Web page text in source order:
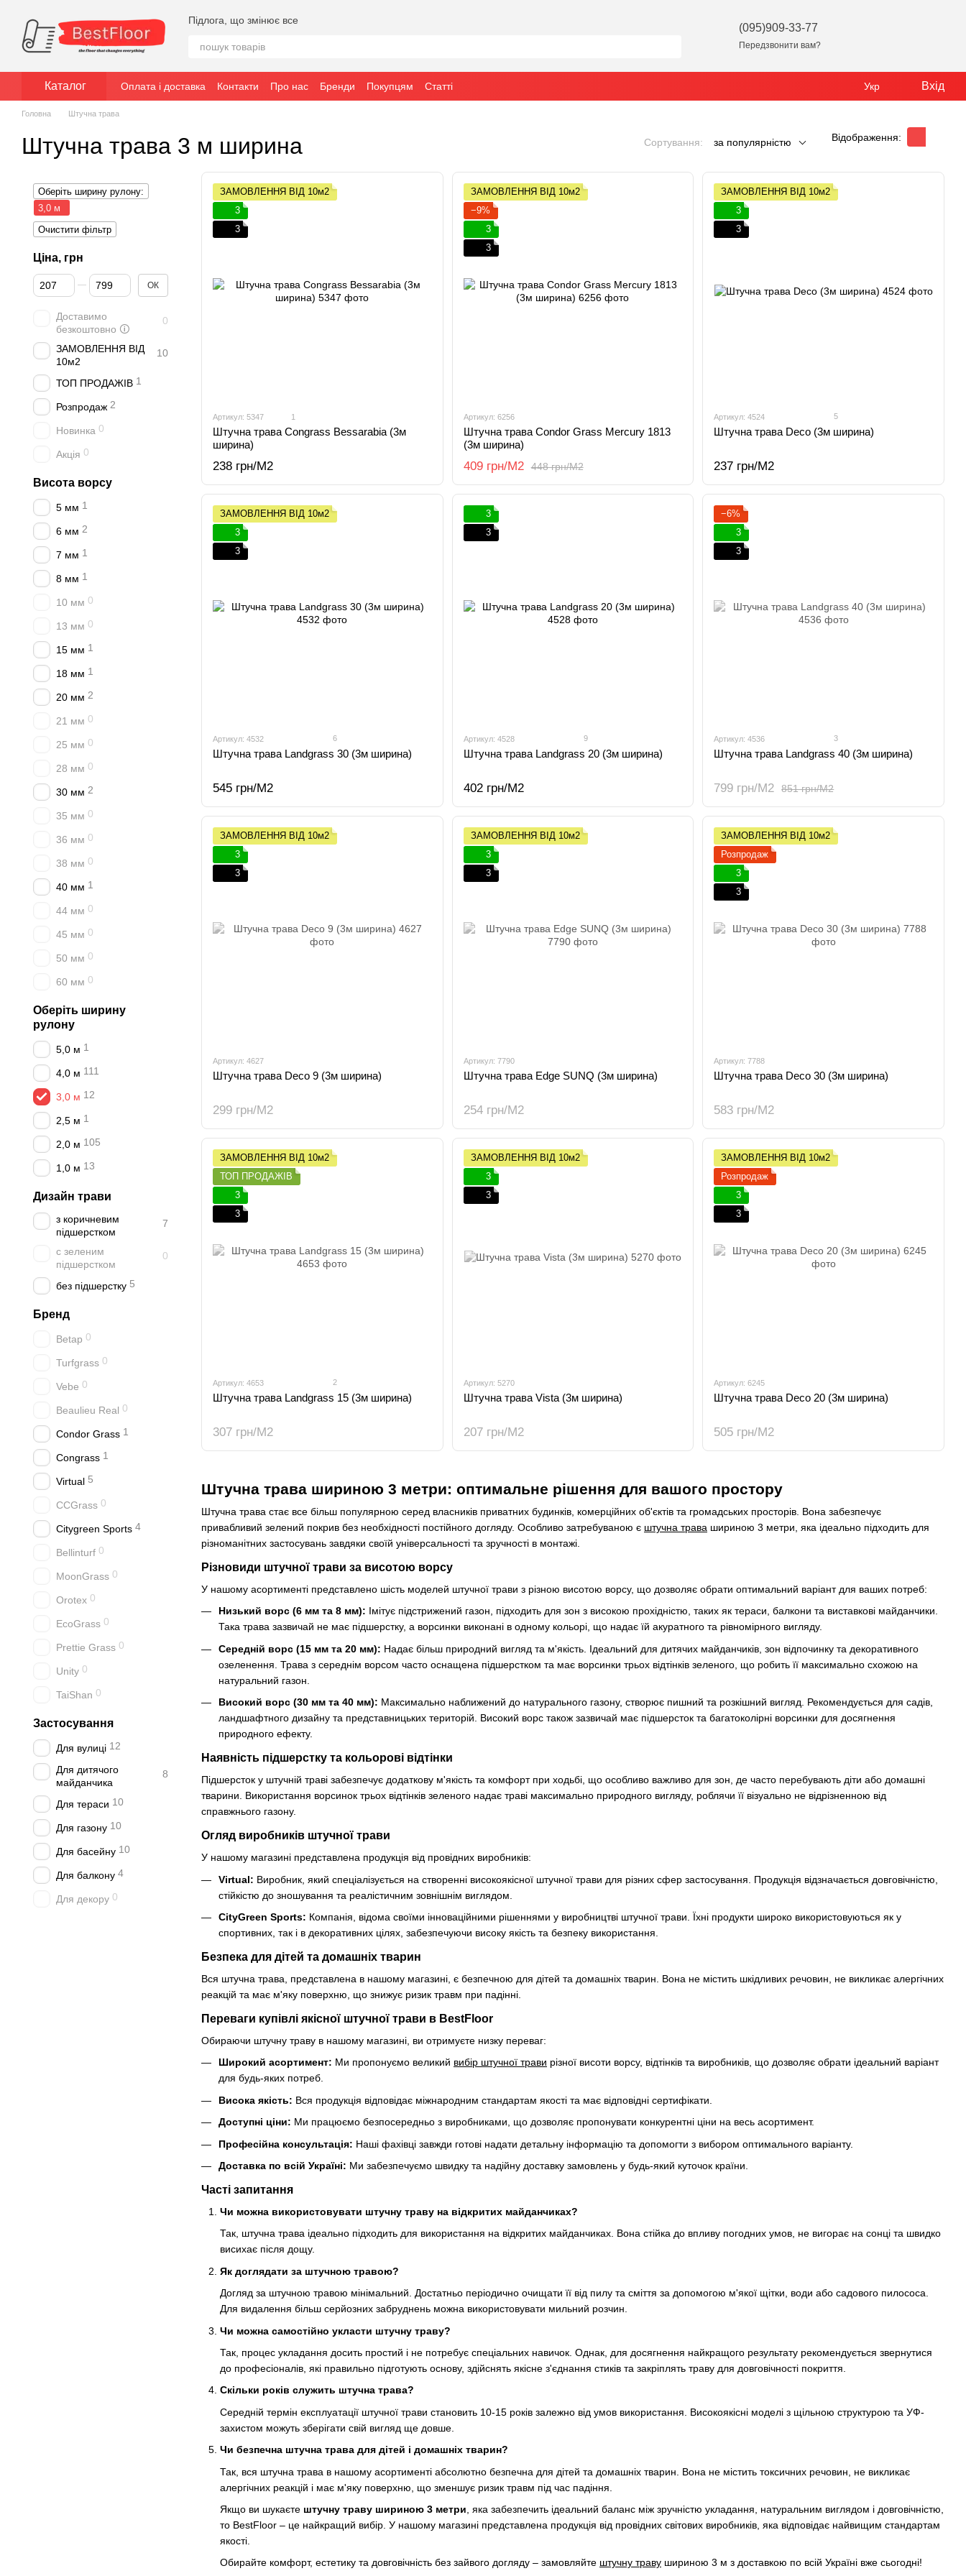
Підлога, що змінює все
(095)909-33-77
Передзвонити вам?
Каталог Оплата і доставка Контакти Про нас Бренди Покупцям Статті Укр Вхід
Головна Штучна трава
Штучна трава 3 м ширина Сортування: за популярністю Відображення:
Штучна трава шириною 3 метри: оптимальне рішення для вашого простору
Штучна трава стає все більш популярною серед власників приватних будинків, комерційних об'єктів та громадських просторів. Вона забезпечує
привабливий зелений покрив без необхідності постійного догляду. Особливо затребуваною є штучна трава шириною 3 метри, яка ідеально підходить для
різноманітних застосувань завдяки своїй універсальності та зручності в монтажі.
Різновиди штучної трави за висотою ворсу
У нашому асортименті представлено шість моделей штучної трави з різною висотою ворсу, що дозволяє обрати оптимальний варіант для ваших потреб:
Низький ворс (6 мм та 8 мм): Імітує підстрижений газон, підходить для зон з високою прохідністю, таких як тераси, балкони та виставкові майданчики.
Така трава зазвичай не має підшерстку, а ворсинки виконані в одному кольорі, що надає їй акуратного та рівномірного вигляду.
Середній ворс (15 мм та 20 мм): Надає більш природний вигляд та м'якість. Ідеальний для дитячих майданчиків, зон відпочинку та декоративного
озеленення. Трава з середнім ворсом часто оснащена підшерстком та має ворсинки трьох відтінків зеленого, що робить її максимально схожою на
натуральний газон.
Високий ворс (30 мм та 40 мм): Максимально наближений до натурального газону, створює пишний та розкішний вигляд. Рекомендується для садів,
ландшафтного дизайну та представницьких територій. Високий ворс також зазвичай має підшерсток та багатоколірні ворсинки для досягнення
природного ефекту.
Наявність підшерстку та кольорові відтінки
Підшерсток у штучній траві забезпечує додаткову м'якість та комфорт при ходьбі, що особливо важливо для зон, де часто перебувають діти або домашні
тварини. Використання ворсинок трьох відтінків зеленого надає траві максимально природного вигляду, роблячи її візуально не відрізненною від
справжнього газону.
Огляд виробників штучної трави
У нашому магазині представлена продукція від провідних виробників:
Virtual: Виробник, який спеціалізується на створенні високоякісної штучної трави для різних сфер застосування. Продукція відзначається довговічністю,
стійкістю до зношування та реалістичним зовнішнім виглядом.
CityGreen Sports: Компанія, відома своїми інноваційними рішеннями у виробництві штучної трави. Їхні продукти широко використовуються як у
спортивних, так і в декоративних цілях, забезпечуючи високу якість та безпеку використання.
Безпека для дітей та домашніх тварин
Вся штучна трава, представлена в нашому магазині, є безпечною для дітей та домашніх тварин. Вона не містить шкідливих речовин, не викликає алергічних
реакцій та має м'яку поверхню, що знижує ризик травм при падінні.
Переваги купівлі якісної штучної трави в BestFloor
Обираючи штучну траву в нашому магазині, ви отримуєте низку переваг:
Широкий асортимент: Ми пропонуємо великий вибір штучної трави різної висоти ворсу, відтінків та виробників, що дозволяє обрати ідеальний варіант
для будь-яких потреб.
Висока якість: Вся продукція відповідає міжнародним стандартам якості та має відповідні сертифікати.
Доступні ціни: Ми працюємо безпосередньо з виробниками, що дозволяє пропонувати конкурентні ціни на весь асортимент.
Професійна консультація: Наші фахівці завжди готові надати детальну інформацію та допомогти з вибором оптимального варіанту.
Доставка по всій Україні: Ми забезпечуємо швидку та надійну доставку замовлень у будь-який куточок країни.
Часті запитання
Чи можна використовувати штучну траву на відкритих майданчиках?
Так, штучна трава ідеально підходить для використання на відкритих майданчиках. Вона стійка до впливу погодних умов, не вигорає на сонці та швидко
висихає після дощу.
Як доглядати за штучною травою?
Догляд за штучною травою мінімальний. Достатньо періодично очищати її від пилу та сміття за допомогою м'якої щітки, води або садового пилососа.
Для видалення більш серйозних забруднень можна використовувати мильний розчин.
Чи можна самостійно укласти штучну траву?
Так, процес укладання досить простий і не потребує спеціальних навичок. Однак, для досягнення найкращого результату рекомендується звернутися
до професіоналів, які правильно підготують основу, здійснять якісне з'єднання стиків та закріплять траву для довговічності покриття.
Скільки років служить штучна трава?
Середній термін експлуатації штучної трави становить 10-15 років залежно від умов використання. Високоякісні моделі з щільною структурою та УФ-
захистом можуть зберігати свій вигляд ще довше.
Чи безпечна штучна трава для дітей і домашніх тварин?
Так, вся штучна трава в нашому асортименті абсолютно безпечна для дітей та домашніх тварин. Вона не містить токсичних речовин, не викликає
алергічних реакцій і має м'яку поверхню, що зменшує ризик травм під час падіння.
Якщо ви шукаєте штучну траву шириною 3 метри , яка забезпечить ідеальний баланс між зручністю укладання, натуральним виглядом і довговічністю,
то BestFloor – це найкращий вибір. У нашому магазині представлена продукція від провідних світових виробників, яка відповідає найвищим стандартам
якості.
Обирайте комфорт, естетику та довговічність без зайвого догляду – замовляйте штучну траву шириною 3 м з доставкою по всій Україні вже сьогодні!
ЗАМОВЛЕННЯ ВІД 10м2
3
3
Артикул: 5347 1
Штучна трава Congrass Bessarabia (3м
ширина)
238 грн/М2
ЗАМОВЛЕННЯ ВІД 10м2
−9%
3
3
Артикул: 6256
Штучна трава Condor Grass Mercury 1813
(3м ширина)
448 грн/М2
409 грн/М2
ЗАМОВЛЕННЯ ВІД 10м2
3
3
Артикул: 4524 5
Штучна трава Deco (3м ширина)
237 грн/М2
ЗАМОВЛЕННЯ ВІД 10м2
3
3
Артикул: 4532 6
Штучна трава Landgrass 30 (3м ширина)
545 грн/М2
3
3
Артикул: 4528 9
Штучна трава Landgrass 20 (3м ширина)
402 грн/М2
−6%
3
3
Артикул: 4536 3
Штучна трава Landgrass 40 (3м ширина)
851 грн/М2
799 грн/М2
ЗАМОВЛЕННЯ ВІД 10м2
3
3
Артикул: 4627
Штучна трава Deco 9 (3м ширина)
299 грн/М2
ЗАМОВЛЕННЯ ВІД 10м2
3
3
Артикул: 7790
Штучна трава Edge SUNQ (3м ширина)
254 грн/М2
ЗАМОВЛЕННЯ ВІД 10м2
Розпродаж
3
3
Артикул: 7788
Штучна трава Deco 30 (3м ширина)
583 грн/М2
ЗАМОВЛЕННЯ ВІД 10м2
ТОП ПРОДАЖІВ
3
3
Артикул: 4653 2
Штучна трава Landgrass 15 (3м ширина)
307 грн/М2
ЗАМОВЛЕННЯ ВІД 10м2
3
3
Артикул: 5270
Штучна трава Vista (3м ширина)
207 грн/М2
ЗАМОВЛЕННЯ ВІД 10м2
Розпродаж
3
3
Артикул: 6245
Штучна трава Deco 20 (3м ширина)
505 грн/М2
Оберіть ширину рулону:
3,0 м
Очистити фільтр
Ціна, грн
Від Ціна, грн
До Ціна, грн ОК
Доставимо
безкоштовно 🛈
0
ЗАМОВЛЕННЯ ВІД
10м2
10
ТОП ПРОДАЖІВ 1
Розпродаж 2
Новинка 0
Акція 0
Висота ворсу
5 мм 1
6 мм 2
7 мм 1
8 мм 1
10 мм 0
13 мм 0
15 мм 1
18 мм 1
20 мм 2
21 мм 0
25 мм 0
28 мм 0
30 мм 2
35 мм 0
36 мм 0
38 мм 0
40 мм 1
44 мм 0
45 мм 0
50 мм 0
60 мм 0
Оберіть ширину
рулону
5,0 м 1
4,0 м 111
3,0 м 12
2,5 м 1
2,0 м 105
1,0 м 13
Дизайн трави
з коричневим
підшерстком
7
с зеленим
підшерстком
0
без підшерстку 5
Бренд
Betap 0
Turfgrass 0
Vebe 0
Beaulieu Real 0
Condor Grass 1
Congrass 1
Virtual 5
CCGrass 0
Citygreen Sports 4
Bellinturf 0
MoonGrass 0
Orotex 0
EcoGrass 0
Prettie Grass 0
Unity 0
TaiShan 0
Застосування
Для вулиці 12
Для дитячого
майданчика
8
Для тераси 10
Для газону 10
Для басейну 10
Для балкону 4
Для декору 0